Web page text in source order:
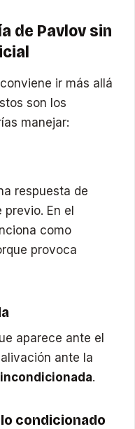
de Pavlov sin
ir más allá
son los
manejar:
respuesta de
En el
como
provoca
aparece ante el
ante la
.
condicionado